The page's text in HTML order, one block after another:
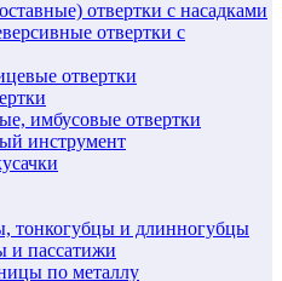
отвертки с насадками
отвертки с
отвертки
имбусовые отвертки
инструмент
тонкогубцы и длинногубцы
и пассатижи
по металлу